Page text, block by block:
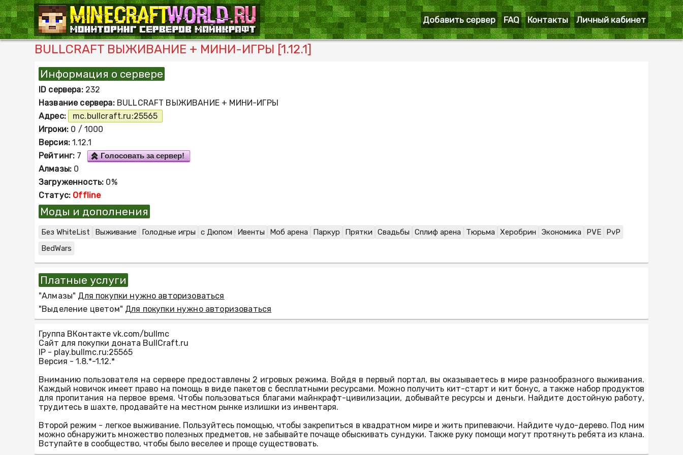
Добавить сервер FAQ Контакты Личный кабинет
BULLCRAFT ВЫЖИВАНИЕ + МИНИ-ИГРЫ [1.12.1]
Информация о сервере
ID сервера:232
Название сервера:BULLCRAFT ВЫЖИВАНИЕ + МИНИ-ИГРЫ
Адрес:
mc.bullcraft.ru:25565
Игроки: 0 / 1000
Версия: 1.12.1
Рейтинг: 7 Голосовать за сервер!
Алмазы: 0
Загруженность: 0%
Статус: Offline
Моды и дополнения
Без WhiteList Выживание Голодные игры с Дюпом Ивенты Моб арена Паркур Прятки Свадьбы Сплиф арена Тюрьма Херобрин Экономика PVE
PvP
BedWars
Платные услуги
"Алмазы" Для покупки нужно авторизоваться
"Выделение цветом" Для покупки нужно авторизоваться
Группа ВКонтакте vk.com/bullmc
Сайт для покупки доната BullCraft.ru
IP - play.bullmc.ru:25565
Версия - 1.8.*-1.12.*
Вниманию пользователя на сервере предоставлены 2 игровых режима. Войдя в первый портал, вы оказываетесь в мире разнообразного выживания.
Каждый новичок имеет право на помощь в виде пакетов с бесплатными ресурсами. Можно получить кит-старт и кит бонус, а также набор продуктов
для пропитания на первое время. Чтобы пользоваться благами майнкрафт-цивилизации, добывайте ресурсы и деньги. Найдите достойную работу,
трудитесь в шахте, продавайте на местном рынке излишки из инвентаря.
Второй режим - легкое выживание. Пользуйтесь помощью, чтобы закрепиться в квадратном мире и жить припеваючи. Найдите чудо-дерево. Под ним
можно обнаружить множество полезных предметов, не забывайте почаще обыскивать сундуки. Также руку помощи могут протянуть ребята из клана.
Вступайте в сообщество, чтобы было веселее и проще существовать.